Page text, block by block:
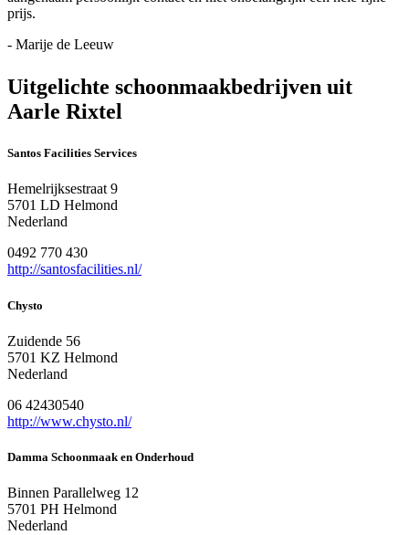
prijs.
- Marije de Leeuw
Uitgelichte schoonmaakbedrijven uit
Aarle Rixtel
Santos Facilities Services
Hemelrijksestraat 9
5701 LD Helmond
Nederland
0492 770 430
http://santosfacilities.nl/
Chysto
Zuidende 56
5701 KZ Helmond
Nederland
06 42430540
http://www.chysto.nl/
Damma Schoonmaak en Onderhoud
Binnen Parallelweg 12
5701 PH Helmond
Nederland